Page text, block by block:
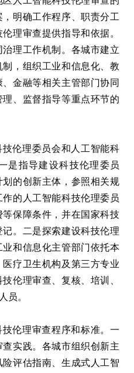
明确工作程序、职责分工
理审查提供指导和依据。
理工作机制。各城市建立
，组织工业和信息化、教
金融等相关主管部门协同
、监督指导等重点环节的
技伦理委员会和人工智能科
是指导建设科技伦理委员
的创新主体，参照相关规
的人工智能科技伦理委员
保障条件，并在国家科技
。二是探索建设科技伦理
和信息化主管部门依托本
疗卫生机构及第三方专业
伦理审查、复核、培训、
员。
技伦理审查程序和标准。一
实践。各城市组织创新主
评估指南、生成式人工智